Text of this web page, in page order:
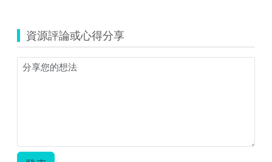
資源評論或心得分享